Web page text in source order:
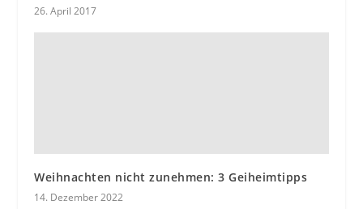
26. April 2017
Weihnachten nicht zunehmen: 3 Geiheimtipps
14. Dezember 2022